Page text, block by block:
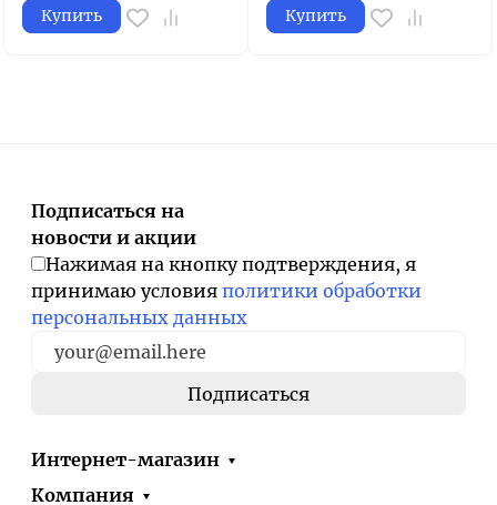
Купить Купить
Подписаться на
новости и акции
Нажимая на кнопку подтверждения, я
принимаю условия политики обработки
персональных данных
Интернет-магазин
Компания